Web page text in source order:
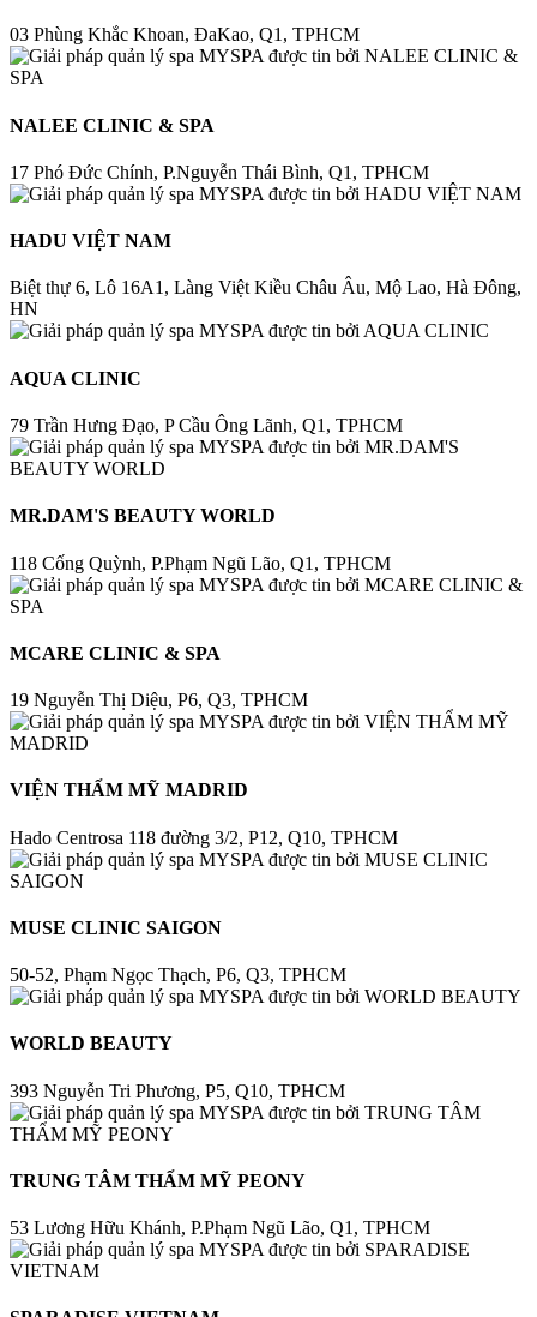
03 Phùng Khắc Khoan, ĐaKao, Q1, TPHCM
NALEE CLINIC & SPA
17 Phó Đức Chính, P.Nguyễn Thái Bình, Q1, TPHCM
HADU VIỆT NAM
Biệt thự 6, Lô 16A1, Làng Việt Kiều Châu Âu, Mộ Lao, Hà Đông,
HN
AQUA CLINIC
79 Trần Hưng Đạo, P Cầu Ông Lãnh, Q1, TPHCM
MR.DAM'S BEAUTY WORLD
118 Cống Quỳnh, P.Phạm Ngũ Lão, Q1, TPHCM
MCARE CLINIC & SPA
19 Nguyễn Thị Diệu, P6, Q3, TPHCM
VIỆN THẨM MỸ MADRID
Hado Centrosa 118 đường 3/2, P12, Q10, TPHCM
MUSE CLINIC SAIGON
50-52, Phạm Ngọc Thạch, P6, Q3, TPHCM
WORLD BEAUTY
393 Nguyễn Tri Phương, P5, Q10, TPHCM
TRUNG TÂM THẨM MỸ PEONY
53 Lương Hữu Khánh, P.Phạm Ngũ Lão, Q1, TPHCM